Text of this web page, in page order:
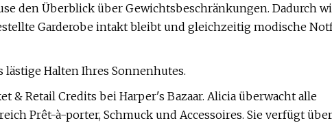
den Überblick über Gewichtsbeschränkungen. Dadurch
Garderobe intakt bleibt und gleichzeitig modische
Halten Ihres Sonnenhutes.
& Retail Credits bei Harper's Bazaar. Alicia überwacht alle
Prêt-à-porter, Schmuck und Accessoires. Sie verfügt über